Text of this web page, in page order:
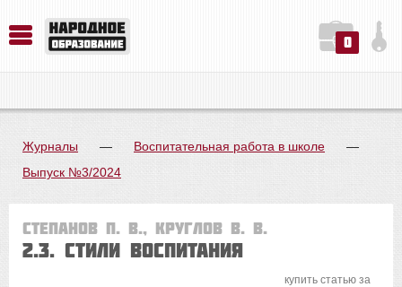
0
Журналы — Воспитательная работа в школе
—
Выпуск №3/2024
Степанов П. В., Круглов В. В.
2.3. Стили воспитания
купить статью за